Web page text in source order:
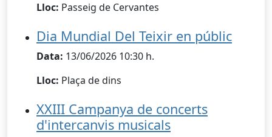
Lloc: Passeig de Cervantes
Dia Mundial Del Teixir en públic
Data: 13/06/2026 10:30 h.
Lloc: Plaça de dins
XXIII Campanya de concerts
d'intercanvis musicals